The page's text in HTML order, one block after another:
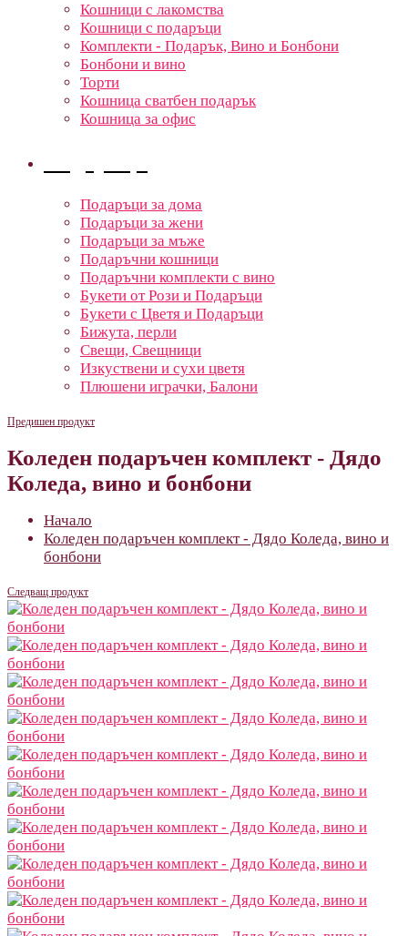
Кошници с лакомства
Кошници с подаръци
Комплекти - Подарък, Вино и Бонбони
Бонбони и вино
Торти
Кошница сватбен подарък
Кошница за офис
Подаръци за дома
Подаръци за жени
Подаръци за мъже
Подаръчни кошници
Подаръчни комплекти с вино
Букети от Рози и Подаръци
Букети с Цветя и Подаръци
Бижута, перли
Свещи, Свещници
Изкуствени и сухи цветя
Плюшени играчки, Балони
Предишен продукт
Коледен подаръчен комплект - Дядо
Коледа, вино и бонбони
Начало
Коледен подаръчен комплект - Дядо Коледа, вино и
бонбони
Следващ продукт